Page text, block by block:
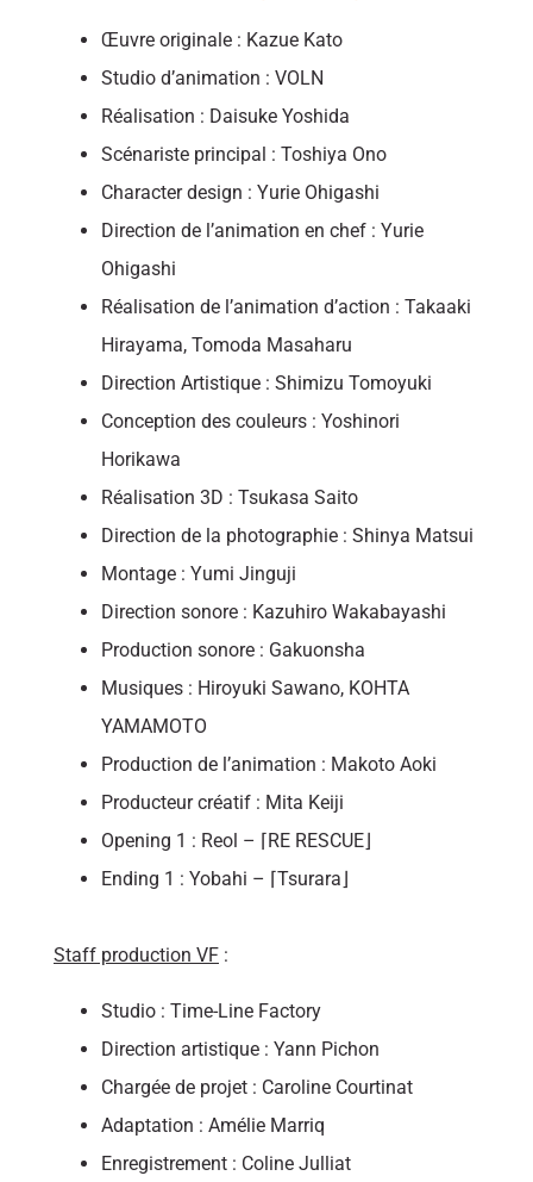
Œuvre originale : Kazue Kato
Studio d’animation : VOLN
Réalisation : Daisuke Yoshida
Scénariste principal : Toshiya Ono
Character design : Yurie Ohigashi
Direction de l’animation en chef : Yurie
Ohigashi
Réalisation de l’animation d’action : Takaaki
Hirayama, Tomoda Masaharu
Direction Artistique : Shimizu Tomoyuki
Conception des couleurs : Yoshinori
Horikawa
Réalisation 3D : Tsukasa Saito
Direction de la photographie : Shinya Matsui
Montage : Yumi Jinguji
Direction sonore : Kazuhiro Wakabayashi
Production sonore : Gakuonsha
Musiques : Hiroyuki Sawano, KOHTA
YAMAMOTO
Production de l’animation : Makoto Aoki
Producteur créatif : Mita Keiji
Opening 1 : Reol – ⌈RE RESCUE⌋
Ending 1 : Yobahi – ⌈Tsurara⌋
Staff production VF :
Studio : Time-Line Factory
Direction artistique : Yann Pichon
Chargée de projet : Caroline Courtinat
Adaptation : Amélie Marriq
Enregistrement : Coline Julliat